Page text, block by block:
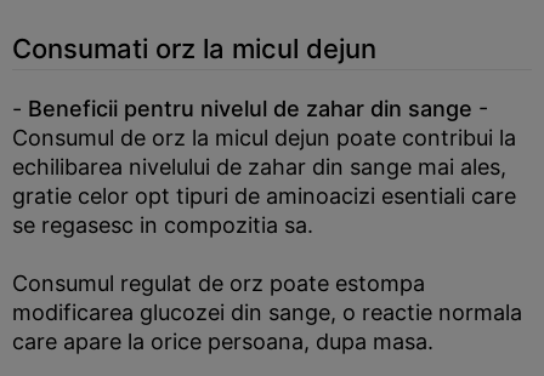
Consumati orz la micul dejun
- Beneficii pentru nivelul de zahar din sange -
Consumul de orz la micul dejun poate contribui la
echilibarea nivelului de zahar din sange mai ales,
gratie celor opt tipuri de aminoacizi esentiali care
se regasesc in compozitia sa.
Consumul regulat de orz poate estompa
modificarea glucozei din sange, o reactie normala
care apare la orice persoana, dupa masa.